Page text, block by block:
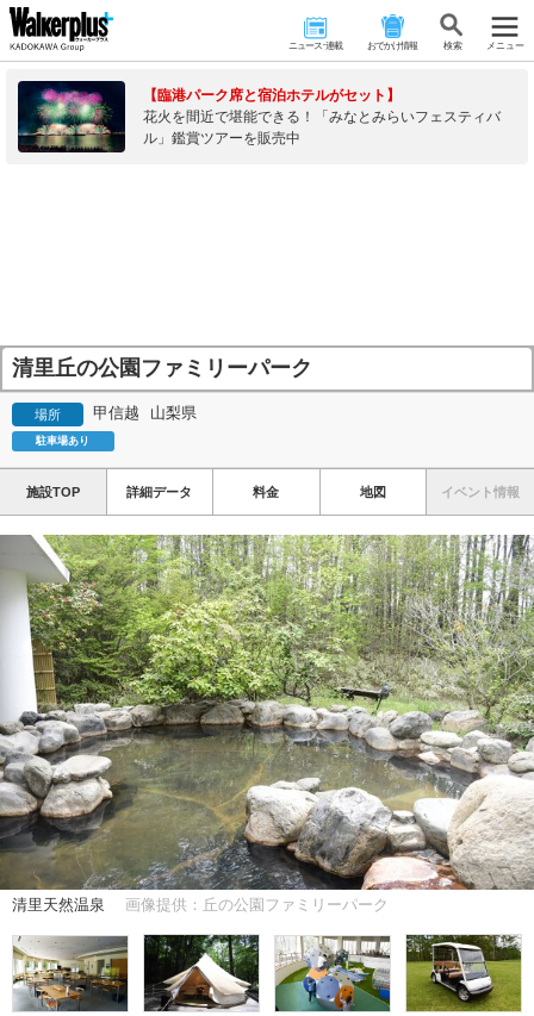
ニュース･連載 おでかけ情報 検 索 メニュー
【臨港パーク席と宿泊ホテルがセット】
花火を間近で堪能できる！「みなとみらいフェスティバ
ル」鑑賞ツアーを販売中
清里丘の公園ファミリーパーク
場所 甲信越 山梨県
駐車場あり
施設TOP 詳細データ 料金 地図 イベント情報
清里天然温泉 画像提供：丘の公園ファミリーパーク